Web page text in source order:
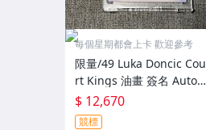
每個星期都會上卡 歡迎參考
限量/49 Luka Doncic Cou
rt Kings 油畫 簽名 Auto
肖像畫 2021-22 （含磁
殼）
$ 12,670
競標